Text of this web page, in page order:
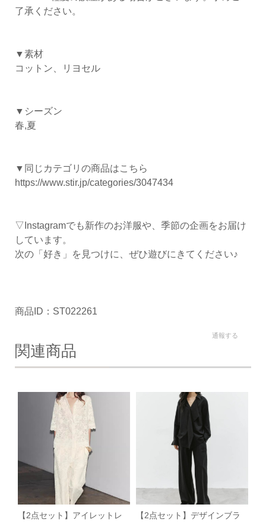
了承ください。
▼素材
コットン、リヨセル
▼シーズン
春,夏
▼同じカテゴリの商品はこちら
https://www.stir.jp/categories/3047434
▽Instagramでも新作のお洋服や、季節の企画をお届け
しています。
次の「好き」を見つけに、ぜひ遊びにきてください♪
商品ID：ST022261
通報する
関連商品
【2点セット】アイレットレ
【2点セット】デザインブラ